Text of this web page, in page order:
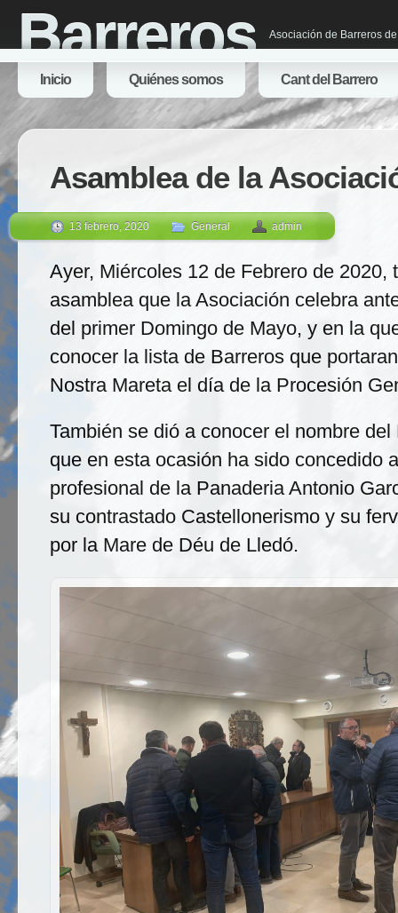
Barreros Asociación de Barreros
Inicio Quiénes somos Cant del Barrero
Asamblea de la
13 febrero, 2020 General admin
Ayer, Miércoles 12 de Febrero de 2020,
asamblea que la Asociación celebra
del primer Domingo de Mayo, y en la
conocer la lista de Barreros que
Nostra Mareta el día de la Procesión
También se dió a conocer el nombre
que en esta ocasión ha sido concedido
profesional de la Panaderia Antonio
su contrastado Castellonerismo y su
por la Mare de Déu de Lledó.